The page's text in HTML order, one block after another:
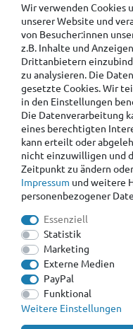
Wir verwenden Cookies
unserer Website und
von Besucher:innen
z.B. Inhalte und
Drittanbietern
zu analysieren. Die
gesetzte Cookies. Wir
in den Einstellungen
Die Datenverarbeitung
eines berechtigten
kann erteilt oder
nicht einzuwilligen und
Zeitpunkt zu ändern
Impressum und weitere
personenbezogener
Essenziell
Statistik
Marketing
Externe Medien
PayPal
Funktional
Weitere Einstellungen